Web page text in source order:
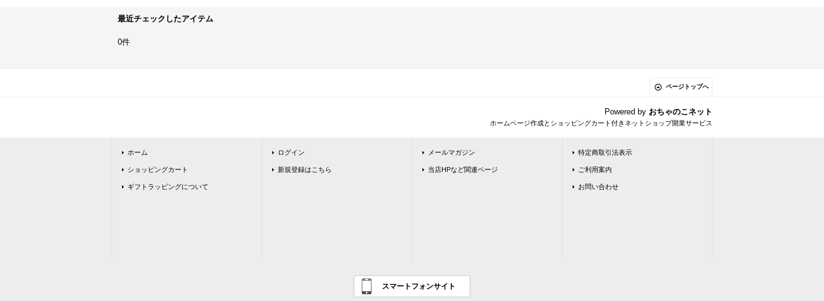
最近チェックしたアイテム
0件
ページトップへ
Powered by おちゃのこネット
ホームページ作成とショッピングカート付きネットショップ開業サービス
ホーム
ショッピングカート
ギフトラッピングについて
ログイン
新規登録はこちら
メールマガジン
当店HPなど関連ページ
特定商取引法表示
ご利用案内
お問い合わせ
スマートフォンサイト